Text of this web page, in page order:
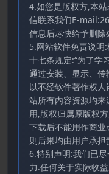
4.如您是版权方,本
信联系我们E-
信息后尽快给予删除
5.网站软件免责说明
十七条规定:“为了学
通过安装、显示、
以不经软件著作权
站所有内容资源均
用,版权归属原版权
下载后不能用作商
则后果均由用户承担
6.特别声明:我们已
力.任何关于实际收